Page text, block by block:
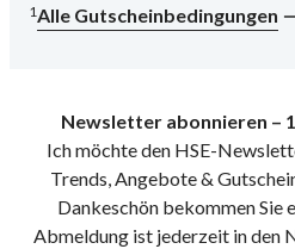
1Alle Gutscheinbedingungen
Newsletter abonnieren –
Ich möchte den HSE-
Trends, Angebote &
Dankeschön bekommen Sie
Abmeldung ist jederzeit in den